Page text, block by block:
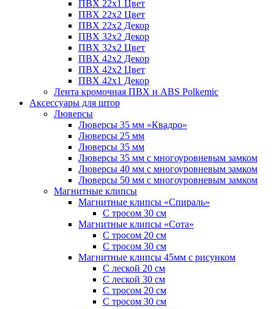
ПВХ 22x1 Цвет
ПВХ 22x2 Цвет
ПВХ 22x2 Декор
ПВХ 32x2 Декор
ПВХ 32x2 Цвет
ПВХ 42x2 Декор
ПВХ 42x2 Цвет
ПВХ 42x1 Декор
Лента кромочная ПВХ и ABS Polkemic
Аксессуары для штор
Люверсы
Люверсы 35 мм «Квадро»
Люверсы 25 мм
Люверсы 35 мм
Люверсы 35 мм с многоуровневым замком
Люверсы 40 мм с многоуровневым замком
Люверсы 50 мм с многоуровневым замком
Магнитные клипсы
Магнитные клипсы «Спираль»
С тросом 30 см
Магнитные клипсы «Сота»
С тросом 20 см
С тросом 30 см
Магнитные клипсы 45мм с рисунком
С леской 20 см
С леской 30 см
С тросом 20 см
С тросом 30 см